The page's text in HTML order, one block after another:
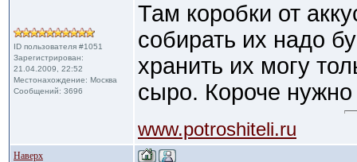
ID пользователя #1051
Зарегистрирован:
21.04.2009, 22:52
Местонахождение: Москва
Сообщений: 3696
Там коробки от
собирать их надо
хранить их могу
сыро. Короче
www.potroshiteli.ru
Наверх